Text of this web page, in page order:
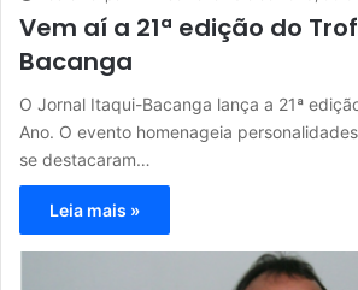
Vem aí a 21ª edição do
Bacanga
O Jornal Itaqui-Bacanga lança a 21ª
Ano. O evento homenageia
se destacaram…
Leia mais »